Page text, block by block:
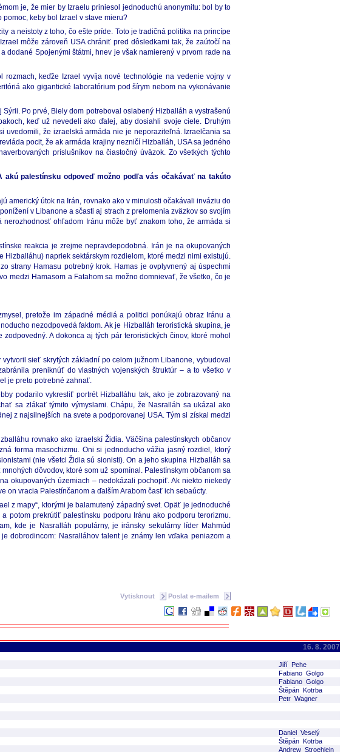
je, že mier by Izraelu priniesol jednoduchú anonymitu: bol by to
keby bol Izrael v stave mieru?
a neistoty z toho, čo ešte príde. Toto je tradičná politika na princípe
môže zároveň USA chrániť pred dôsledkami tak, že zaútočí na
dodané Spojenými štátmi, hnev je však namierený v prvom rade na
keďže Izrael vyvíja nové technológie na vedenie vojny v
ako gigantické laboratórium pod šírym nebom na vykonávanie
Po prvé, Biely dom potreboval oslabený Hizballáh a vystrašenú
keď už nevedeli ako ďalej, aby dosiahli svoje ciele. Druhým
uvedomili, že izraelská armáda nie je neporaziteľná. Izraelčania sa
pocit, že ak armáda krajiny nezničí Hizballáh, USA sa jedného
príslušníkov na čiastočný úväzok. Zo všetkých týchto
akú palestínsku odpoveď možno podľa vás očakávať na takúto
americký útok na Irán, rovnako ako v minulosti očakávali inváziu do
v Libanone a sčasti aj strach z prelomenia zväzkov so svojím
ohľadom Iránu môže byť znakom toho, že armáda si
reakcia je zrejme nepravdepodobná. Irán je na okupovaných
napriek sektárskym rozdielom, ktoré medzi nimi existujú.
strany Hamasu potrebný krok. Hamas je ovplyvnený aj úspechmi
medzi Hamasom a Fatahom sa možno domnievať, že všetko, čo je
pretože im západné médiá a politici ponúkajú obraz Iránu a
nezodpovedá faktom. Ak je Hizballáh teroristická skupina, je
A dokonca aj tých pár teroristických činov, ktoré mohol
sieť skrytých základní po celom južnom Libanone, vybudoval
preniknúť do vlastných vojenských štruktúr – a to všetko v
je preto potrebné zahnať.
podarilo vykresliť portrét Hizballáhu tak, ako je zobrazovaný na
sa zlákať týmito výmyslami. Chápu, že Nasralláh sa ukázal ako
z najsilnejších na svete a podporovanej USA. Tým si získal medzi
rovnako ako izraelskí Židia. Väčšina palestínskych občanov
forma masochizmu. Oni si jednoducho vážia jasný rozdiel, ktorý
(nie všetci Židia sú sionisti). On a jeho skupina Hizballáh sa
dôvodov, ktoré som už spomínal. Palestínskym občanom sa
okupovaných územiach – nedokázali pochopiť. Ak niekto niekedy
on vracia Palestínčanom a ďalším Arabom časť ich sebaúcty.
z mapy“, ktorými je balamutený západný svet. Opäť je jednoduché
potom prekrútiť palestínsku podporu Iránu ako podporu terorizmu.
kde je Nasralláh populárny, je iránsky sekulárny líder Mahmúd
dobrodincom: Nasralláhov talent je známy len vďaka peniazom a
Vytisknout Poslat e-mailem
16. 8. 2007
Jiří Pehe
Fabiano Golgo
Fabiano Golgo
Štěpán Kotrba
Petr Wagner
Daniel Veselý
Štěpán Kotrba
Andrew Stroehlein